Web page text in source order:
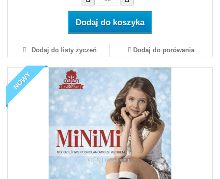
Dodaj do koszyka
Dodaj do listy życzeń Dodaj do porówania
NOWY